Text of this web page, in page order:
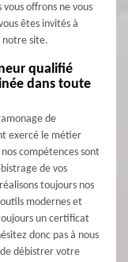
offrons ne vous
êtes invités à
notre site.
qualifié
dans toute
de
exercé le métier
compétences sont
de vos
toujours nos
modernes et
un certificat
donc pas à nous
débistrer votre